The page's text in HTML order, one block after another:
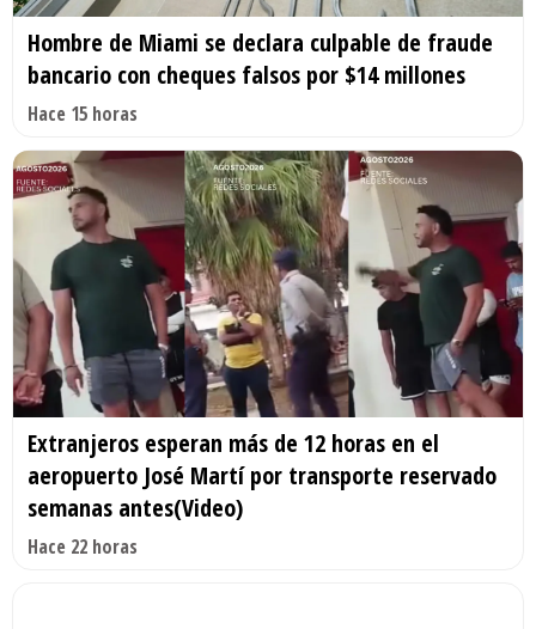
Hombre de Miami se declara culpable de fraude
bancario con cheques falsos por $14 millones
Hace 15 horas
Extranjeros esperan más de 12 horas en el
aeropuerto José Martí por transporte reservado
semanas antes(Video)
Hace 22 horas